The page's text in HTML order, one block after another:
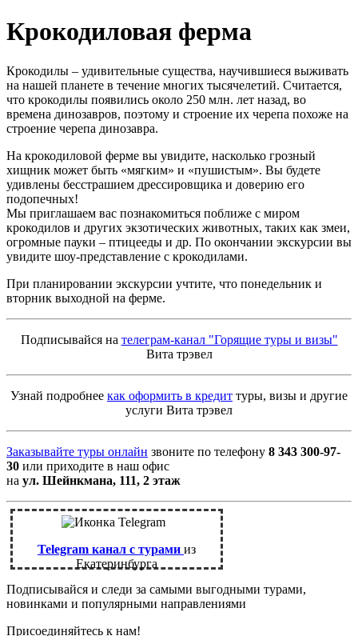
Крокодиловая ферма
Крокодилы – удивительные существа, научившиеся выживать
на нашей планете в течение многих тысячелетий. Считается,
что крокодилы появились около 250 млн. лет назад, во
времена динозавров, поэтому и строение их черепа похоже на
строение черепа динозавра.
На крокодиловой ферме вы увидите, насколько грозный
хищник может быть «мягким» и «пушистым». Вы будете
удивлены бесстрашием дрессировщика и доверию его
подопечных!
Мы приглашаем вас познакомиться поближе с миром
крокодилов и других экзотических животных, таких как змеи,
огромные пауки – птицееды и др. По окончании экскурсии вы
увидите шоу-представление с крокодилами.
При планировании экскурсии учтите, что понедельник и
вторник выходной на ферме.
Подписывайся на телеграм-канал "Горящие туры и визы"
Вита трэвел
Узнай подробнее как оформить в кредит туры, визы и другие
услуги Вита трэвел
Заказывайте туры онлайн звоните по телефону 8 343 300-97-
30 или приходите в наш офис
на ул. Шейнкмана, 111, 2 этаж
Telegram канал с турами из
Екатеринбурга
Подписывайся и следи за самыми выгодными турами,
новинками и популярными направлениями
Присоединяйтесь к нам!